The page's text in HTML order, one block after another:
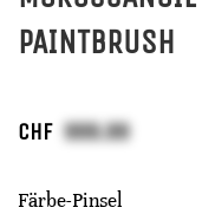
PAINTBRUSH
CHF
Färbe-Pinsel